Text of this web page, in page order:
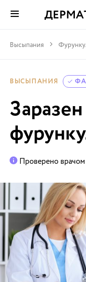
Высыпания
ВЫСЫПАНИЯ
Проверено врачом